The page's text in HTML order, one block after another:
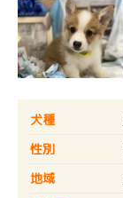
犬種
性別
地域